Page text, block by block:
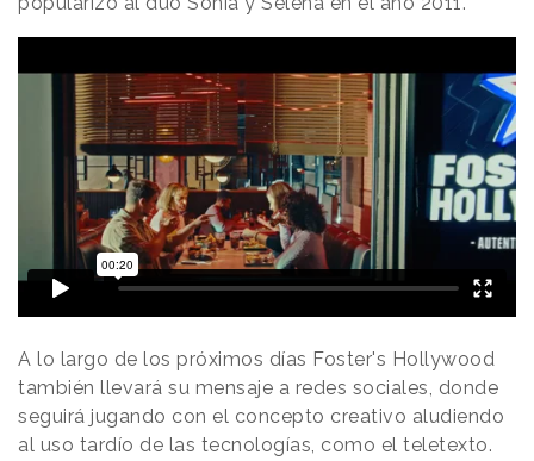
A lo largo de los próximos días Foster's Hollywood
también llevará su mensaje a redes sociales, donde
seguirá jugando con el concepto creativo aludiendo
al uso tardío de las tecnologías, como el teletexto.